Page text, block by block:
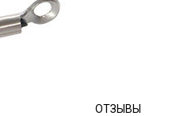
ОТЗЫВЫ